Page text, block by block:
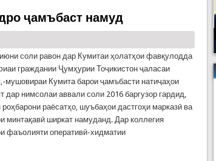
ҷамъбаст намуд
соли равон дар Кумитаи ҳолатҳои фавқулодда
граждании Ҷумҳурии Тоҷикистон ҷаласаи
мушовираи Кумита барои ҷамъбасти натиҷаҳои
дар нимсолаи аввали соли 2016 баргузор гардид,
роҳбарони раёсатҳо, шуъбаҳои дастгоҳи марказӣ ва
минтақавӣ ширкат намуданд. Дар коллегия
фаъолияти оперативӣ-хидматии
ҷамъбаст намуд